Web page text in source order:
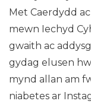
Met Caerdydd
mewn Iechyd
gwaith ac
gydag elusen
mynd allan am
niabetes ar